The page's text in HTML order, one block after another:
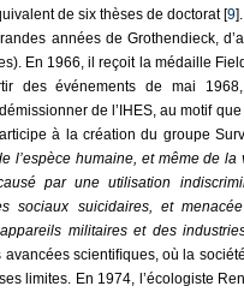
de six thèses de doctorat [9].
années de Grothendieck,
En 1966, il reçoit la médaille
des événements de mai 1968,
de l’IHES, au motif
à la création du groupe
l’espèce humaine, et même de
par une utilisation
sociaux suicidaires, et
militaires et des
avancées scientiﬁques, où la
limites. En 1974, l’écologiste